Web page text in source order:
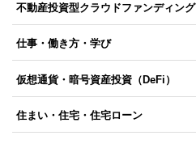
不動産投資型クラウドファンディング
仕事・働き方・学び
仮想通貨・暗号資産投資（DeFi）
住まい・住宅・住宅ローン